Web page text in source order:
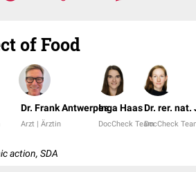
of Food
Dr. Frank Antwerpes
Arzt | Ärztin
Inga Haas
DocCheck Team
Dr. rer.
DocCheck
action, SDA